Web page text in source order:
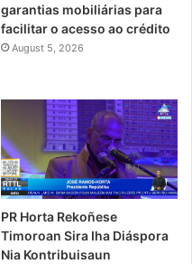
garantias mobiliárias para
facilitar o acesso ao crédito
August 5, 2026
PR Horta Rekoñese
Timoroan Sira Iha Diáspora
Nia Kontribuisaun